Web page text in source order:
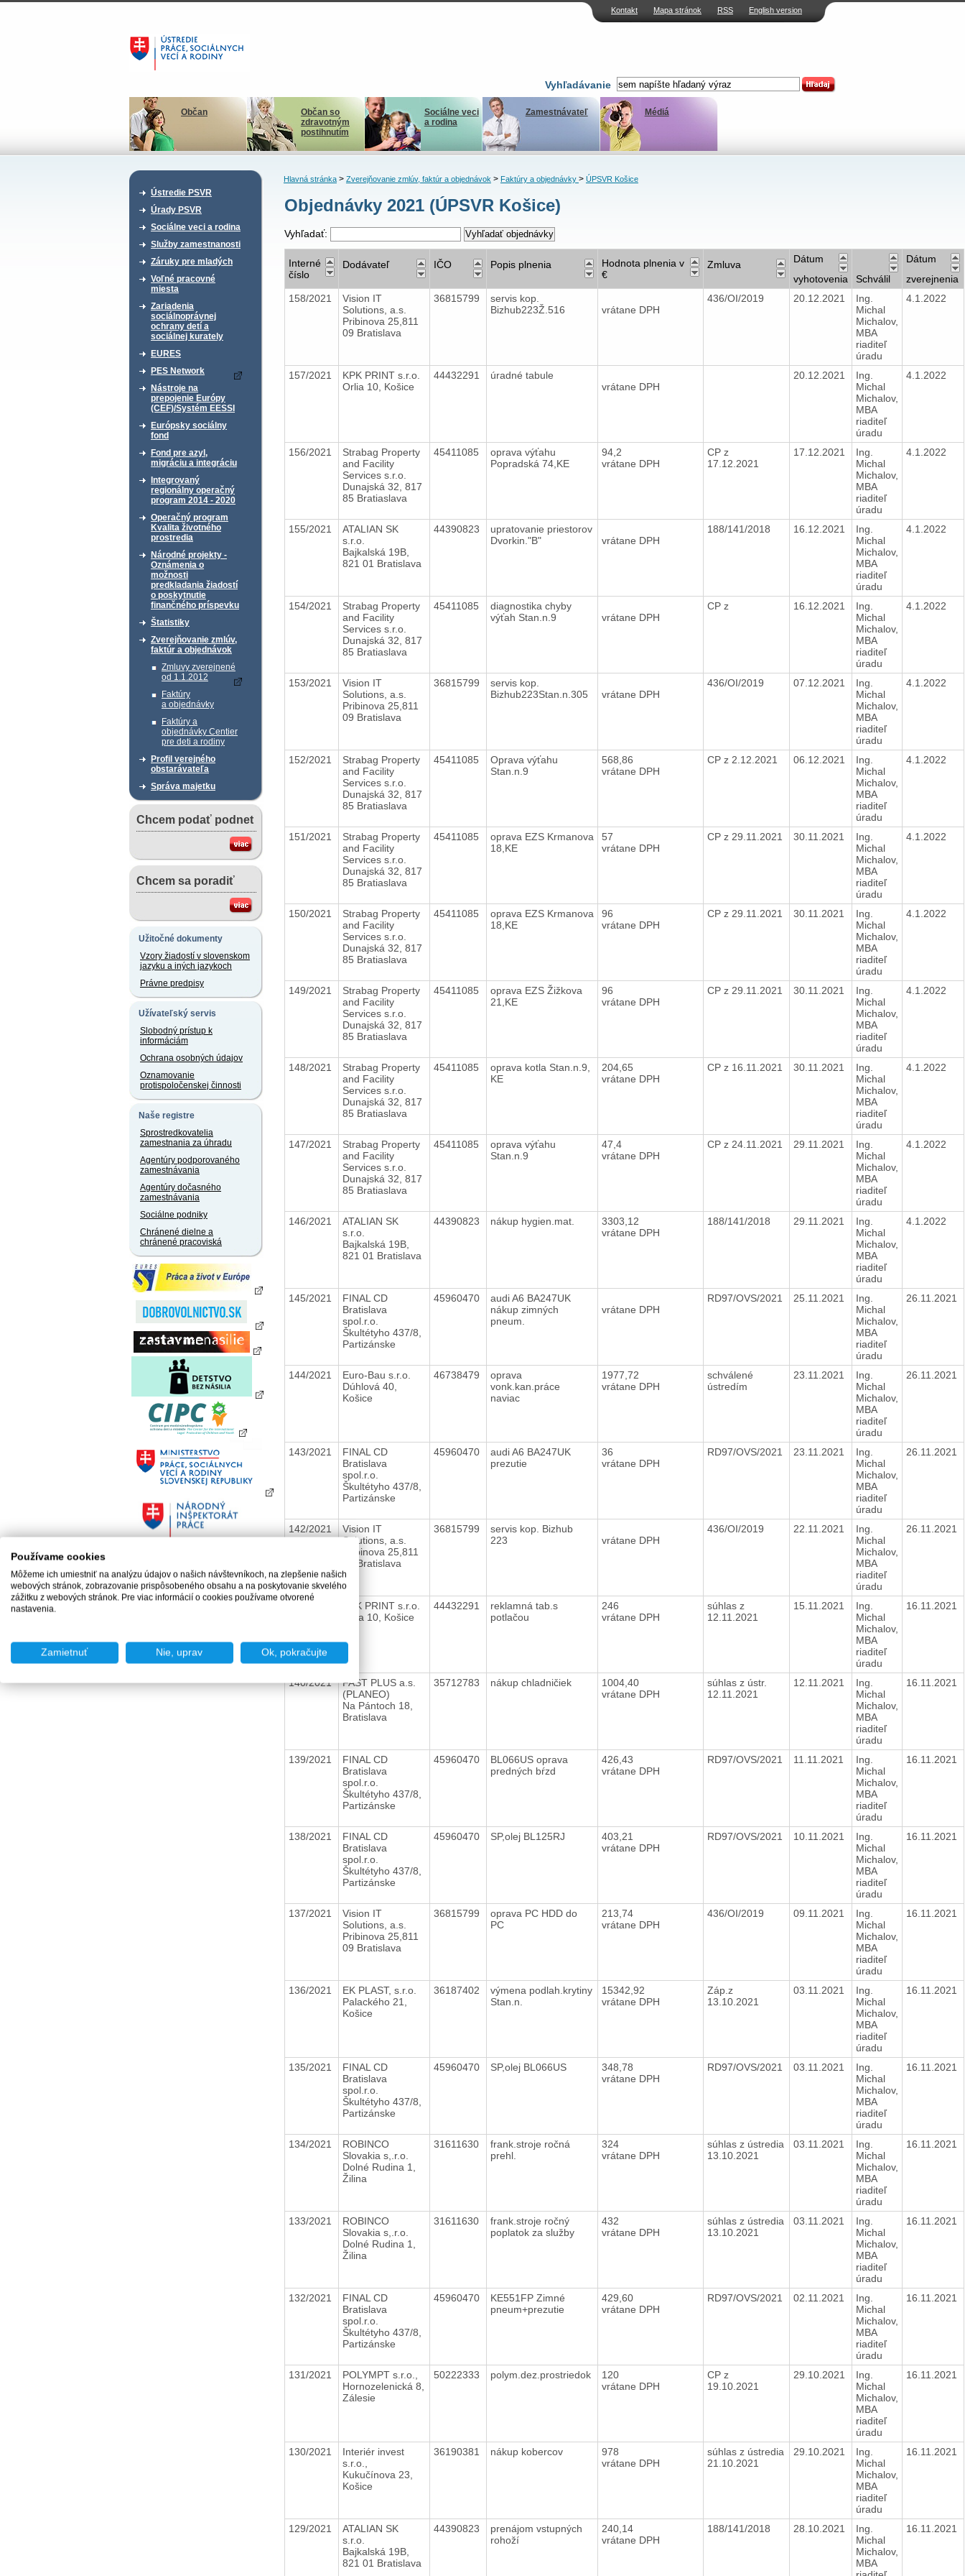
Kontakt Mapa stránok RSS English version
Vyhľadávanie
Občan
Občan so
zdravotným
postihnutím
Sociálne veci
a rodina
Zamestnávateľ Médiá
Ústredie PSVR
Úrady PSVR
Sociálne veci a rodina
Služby zamestnanosti
Záruky pre mladých
Voľné pracovné
miesta
Zariadenia
sociálnoprávnej
ochrany detí a
sociálnej kurately
EURES
PES Network
Nástroje na
prepojenie Európy
(CEF)/Systém EESSI
Európsky sociálny
fond
Fond pre azyl,
migráciu a integráciu
Integrovaný
regionálny operačný
program 2014 - 2020
Operačný program
Kvalita životného
prostredia
Národné projekty -
Oznámenia o
možnosti
predkladania žiadostí
o poskytnutie
finančného príspevku
Štatistiky
Zverejňovanie zmlúv,
faktúr a objednávok
Zmluvy zverejnené
od 1.1.2012
Faktúry
a objednávky
Faktúry a
objednávky Centier
pre deti a rodiny
Profil verejného
obstarávateľa
Správa majetku
Chcem podať podnet
Chcem sa poradiť
Užitočné dokumenty
Vzory žiadostí v slovenskom
jazyku a iných jazykoch
Právne predpisy
Užívateľský servis
Slobodný prístup k
informáciám
Ochrana osobných údajov
Oznamovanie
protispoločenskej činnosti
Naše registre
Sprostredkovatelia
zamestnania za úhradu
Agentúry podporovaného
zamestnávania
Agentúry dočasného
zamestnávania
Sociálne podniky
Chránené dielne a
chránené pracoviská
Hlavná stránka> Zverejňovanie zmlúv, faktúr a objednávok> Faktúry a objednávky > ÚPSVR Košice
Objednávky 2021 (ÚPSVR Košice)
Vyhľadať:
Interné
číslo
Dodávateľ IČO Popis plnenia
Hodnota plnenia v
€
Zmluva
Dátum
vyhotovenia
Schválil
Dátum
zverejnenia
158/2021
Vision IT
Solutions, a.s.
Pribinova 25,811
09 Bratislava
36815799
servis kop.
Bizhub223Ž.516
vrátane DPH
436/OI/2019 20.12.2021
Ing.
Michal
Michalov,
MBA
riaditeľ
úradu
4.1.2022
157/2021
KPK PRINT s.r.o.
Orlia 10, Košice
44432291
úradné tabule
vrátane DPH
20.12.2021
Ing.
Michal
Michalov,
MBA
riaditeľ
úradu
4.1.2022
156/2021
Strabag Property
and Facility
Services s.r.o.
Dunajská 32, 817
85 Bratiaslava
45411085
oprava výťahu
Popradská 74,KE
94,2
vrátane DPH
CP z
17.12.2021
17.12.2021
Ing.
Michal
Michalov,
MBA
riaditeľ
úradu
4.1.2022
155/2021
ATALIAN SK
s.r.o.
Bajkalská 19B,
821 01 Bratislava
44390823
upratovanie priestorov
Dvorkin."B"
vrátane DPH
188/141/2018 16.12.2021
Ing.
Michal
Michalov,
MBA
riaditeľ
úradu
4.1.2022
154/2021
Strabag Property
and Facility
Services s.r.o.
Dunajská 32, 817
85 Bratiaslava
45411085
diagnostika chyby
výťah Stan.n.9
vrátane DPH
CP z 16.12.2021
Ing.
Michal
Michalov,
MBA
riaditeľ
úradu
4.1.2022
153/2021
Vision IT
Solutions, a.s.
Pribinova 25,811
09 Bratislava
36815799
servis kop.
Bizhub223Stan.n.305
vrátane DPH
436/OI/2019 07.12.2021
Ing.
Michal
Michalov,
MBA
riaditeľ
úradu
4.1.2022
152/2021
Strabag Property
and Facility
Services s.r.o.
Dunajská 32, 817
85 Bratiaslava
45411085
Oprava výťahu
Stan.n.9
568,86
vrátane DPH
CP z 2.12.2021 06.12.2021
Ing.
Michal
Michalov,
MBA
riaditeľ
úradu
4.1.2022
151/2021
Strabag Property
and Facility
Services s.r.o.
Dunajská 32, 817
85 Bratiaslava
45411085
oprava EZS Krmanova
18,KE
57
vrátane DPH
CP z 29.11.2021 30.11.2021
Ing.
Michal
Michalov,
MBA
riaditeľ
úradu
4.1.2022
150/2021
Strabag Property
and Facility
Services s.r.o.
Dunajská 32, 817
85 Bratiaslava
45411085
oprava EZS Krmanova
18,KE
96
vrátane DPH
CP z 29.11.2021 30.11.2021
Ing.
Michal
Michalov,
MBA
riaditeľ
úradu
4.1.2022
149/2021
Strabag Property
and Facility
Services s.r.o.
Dunajská 32, 817
85 Bratiaslava
45411085
oprava EZS Žižkova
21,KE
96
vrátane DPH
CP z 29.11.2021 30.11.2021
Ing.
Michal
Michalov,
MBA
riaditeľ
úradu
4.1.2022
148/2021
Strabag Property
and Facility
Services s.r.o.
Dunajská 32, 817
85 Bratiaslava
45411085
oprava kotla Stan.n.9,
KE
204,65
vrátane DPH
CP z 16.11.2021 30.11.2021
Ing.
Michal
Michalov,
MBA
riaditeľ
úradu
4.1.2022
147/2021
Strabag Property
and Facility
Services s.r.o.
Dunajská 32, 817
85 Bratiaslava
45411085
oprava výťahu
Stan.n.9
47,4
vrátane DPH
CP z 24.11.2021 29.11.2021
Ing.
Michal
Michalov,
MBA
riaditeľ
úradu
4.1.2022
146/2021
ATALIAN SK
s.r.o.
Bajkalská 19B,
821 01 Bratislava
44390823 nákup hygien.mat.
3303,12
vrátane DPH
188/141/2018 29.11.2021
Ing.
Michal
Michalov,
MBA
riaditeľ
úradu
4.1.2022
145/2021
FINAL CD
Bratislava
spol.r.o.
Škultétyho 437/8,
Partizánske
45960470
audi A6 BA247UK
nákup zimných
pneum.
vrátane DPH
RD97/OVS/2021 25.11.2021
Ing.
Michal
Michalov,
MBA
riaditeľ
úradu
26.11.2021
144/2021
Euro-Bau s.r.o.
Dúhlová 40,
Košice
46738479
oprava
vonk.kan.práce
naviac
1977,72
vrátane DPH
schválené
ústredím
23.11.2021
Ing.
Michal
Michalov,
MBA
riaditeľ
úradu
26.11.2021
143/2021
FINAL CD
Bratislava
spol.r.o.
Škultétyho 437/8,
Partizánske
45960470
audi A6 BA247UK
prezutie
36
vrátane DPH
RD97/OVS/2021 23.11.2021
Ing.
Michal
Michalov,
MBA
riaditeľ
úradu
26.11.2021
142/2021
Vision IT
Solutions, a.s.
Pribinova 25,811
09 Bratislava
36815799
servis kop. Bizhub
223
vrátane DPH
436/OI/2019 22.11.2021
Ing.
Michal
Michalov,
MBA
riaditeľ
úradu
26.11.2021
KPK PRINT s.r.o.
Orlia 10, Košice
44432291
reklamná tab.s
potlačou
246
vrátane DPH
súhlas z
12.11.2021
15.11.2021
Ing.
Michal
Michalov,
MBA
riaditeľ
úradu
16.11.2021
140/2021
FAST PLUS a.s.
(PLANEO)
Na Pántoch 18,
Bratislava
35712783 nákup chladničiek
1004,40
vrátane DPH
súhlas z ústr.
12.11.2021
12.11.2021
Ing.
Michal
Michalov,
MBA
riaditeľ
úradu
16.11.2021
139/2021
FINAL CD
Bratislava
spol.r.o.
Škultétyho 437/8,
Partizánske
45960470
BL066US oprava
predných bŕzd
426,43
vrátane DPH
RD97/OVS/2021 11.11.2021
Ing.
Michal
Michalov,
MBA
riaditeľ
úradu
16.11.2021
138/2021
FINAL CD
Bratislava
spol.r.o.
Škultétyho 437/8,
Partizánske
45960470 SP,olej BL125RJ
403,21
vrátane DPH
RD97/OVS/2021 10.11.2021
Ing.
Michal
Michalov,
MBA
riaditeľ
úradu
16.11.2021
137/2021
Vision IT
Solutions, a.s.
Pribinova 25,811
09 Bratislava
36815799
oprava PC HDD do
PC
213,74
vrátane DPH
436/OI/2019 09.11.2021
Ing.
Michal
Michalov,
MBA
riaditeľ
úradu
16.11.2021
136/2021
EK PLAST, s.r.o.
Palackého 21,
Košice
36187402
výmena podlah.krytiny
Stan.n.
15342,92
vrátane DPH
Záp.z
13.10.2021
03.11.2021
Ing.
Michal
Michalov,
MBA
riaditeľ
úradu
16.11.2021
135/2021
FINAL CD
Bratislava
spol.r.o.
Škultétyho 437/8,
Partizánske
45960470 SP,olej BL066US
348,78
vrátane DPH
RD97/OVS/2021 03.11.2021
Ing.
Michal
Michalov,
MBA
riaditeľ
úradu
16.11.2021
134/2021
ROBINCO
Slovakia s,.r.o.
Dolné Rudina 1,
Žilina
31611630
frank.stroje ročná
prehl.
324
vrátane DPH
súhlas z ústredia
13.10.2021
03.11.2021
Ing.
Michal
Michalov,
MBA
riaditeľ
úradu
16.11.2021
133/2021
ROBINCO
Slovakia s,.r.o.
Dolné Rudina 1,
Žilina
31611630
frank.stroje ročný
poplatok za služby
432
vrátane DPH
súhlas z ústredia
13.10.2021
03.11.2021
Ing.
Michal
Michalov,
MBA
riaditeľ
úradu
16.11.2021
132/2021
FINAL CD
Bratislava
spol.r.o.
Škultétyho 437/8,
Partizánske
45960470
KE551FP Zimné
pneum+prezutie
429,60
vrátane DPH
RD97/OVS/2021 02.11.2021
Ing.
Michal
Michalov,
MBA
riaditeľ
úradu
16.11.2021
131/2021
POLYMPT s.r.o.,
Hornozelenická 8,
Zálesie
50222333 polym.dez.prostriedok
120
vrátane DPH
CP z
19.10.2021
29.10.2021
Ing.
Michal
Michalov,
MBA
riaditeľ
úradu
16.11.2021
130/2021
Interiér invest
s.r.o.,
Kukučínova 23,
Košice
36190381 nákup kobercov
978
vrátane DPH
súhlas z ústredia
21.10.2021
29.10.2021
Ing.
Michal
Michalov,
MBA
riaditeľ
úradu
16.11.2021
129/2021
ATALIAN SK
s.r.o.
Bajkalská 19B,
821 01 Bratislava
44390823
prenájom vstupných
rohoží
240,14
vrátane DPH
188/141/2018 28.10.2021
Ing.
Michal
Michalov,
MBA
16.11.2021
Používame cookies
Môžeme ich umiestniť na analýzu údajov o našich návštevníkoch, na zlepšenie našich
webových stránok, zobrazovanie prispôsobeného obsahu a na poskytovanie skvelého
zážitku z webových stránok. Pre viac informácií o cookies používame otvorené
nastavenia.
Zamietnuť Nie, uprav Ok, pokračujte